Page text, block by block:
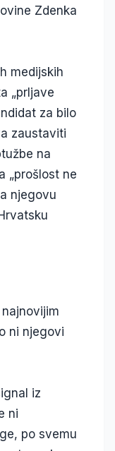
Zdenka
medijskih
„prljave
za bilo
zaustaviti
na
„prošlost ne
njegovu
ni njegovi
iz
ni
po svemu